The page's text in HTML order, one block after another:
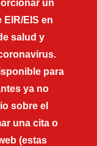
un
EIS en
salud y
para
ya no
sobre el
una cita o
(estas